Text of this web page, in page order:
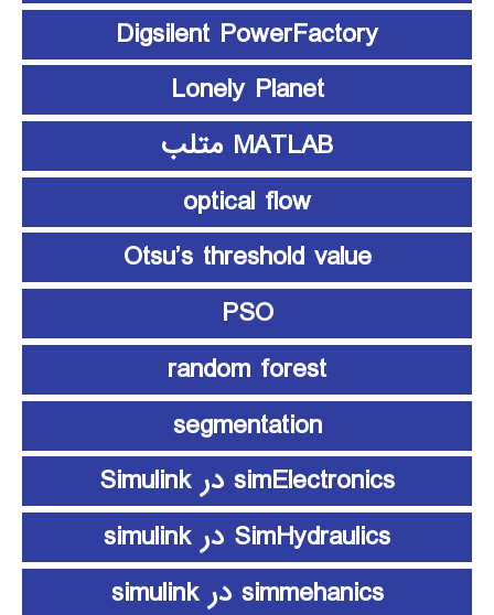
Digsilent PowerFactory
Lonely Planet
MATLAB متلب
optical flow
Otsu’s threshold value
PSO
random forest
segmentation
simElectronics در Simulink
SimHydraulics در simulink
simmehanics در simulink